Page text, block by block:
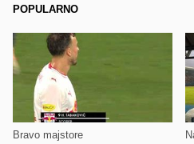
POPULARNO
Bravo majstore